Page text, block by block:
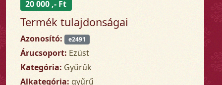
20 000 ,- Ft
Termék tulajdonságai
Azonosító: e2491
Árucsoport: Ezüst
Kategória: Gyűrűk
Alkategória: gyűrű